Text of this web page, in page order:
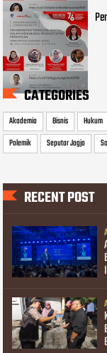
CATEGORIES
Akademia Bisnis Hukum
Polemik
Seputar Jogja
RECENT POST